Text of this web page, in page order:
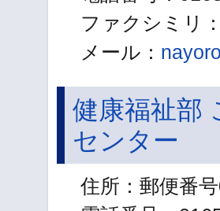
ファクシミリ
メール：
健康福祉部
センター
住所：郵便番